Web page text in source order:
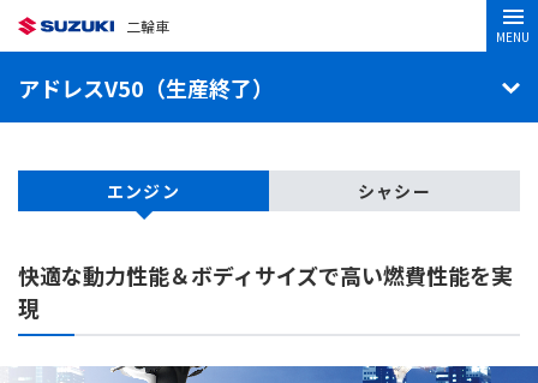
二輪車
MENU
アドレスV50（生産終了）
エンジン シャシー
快適な動力性能＆ボディサイズで高い燃費性能を実
現